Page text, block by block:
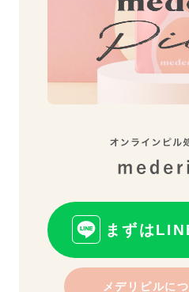
まずは
メデリピルに